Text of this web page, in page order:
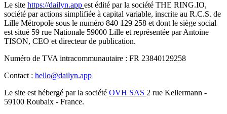
Le site https://dailyn.app est édité par la société THE RING.IO,
société par actions simplifiée à capital variable, inscrite au R.C.S. de
Lille Métropole sous le numéro 840 129 258 et dont le siège social
est situé 59 rue Nationale 59000 Lille et représentée par Antoine
TISON, CEO et directeur de publication.
Numéro de TVA intracommunautaire : FR 23840129258
Contact : hello@dailyn.app
Le site est hébergé par la société OVH SAS 2 rue Kellermann -
59100 Roubaix - France.